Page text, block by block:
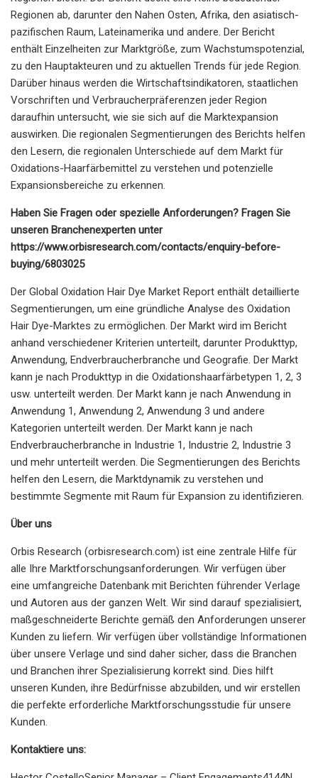
Regionen ab, darunter den Nahen Osten, Afrika, den asiatisch-
pazifischen Raum, Lateinamerika und andere. Der Bericht
enthält Einzelheiten zur Marktgröße, zum Wachstumspotenzial,
zu den Hauptakteuren und zu aktuellen Trends für jede Region.
Darüber hinaus werden die Wirtschaftsindikatoren, staatlichen
Vorschriften und Verbraucherpräferenzen jeder Region
daraufhin untersucht, wie sie sich auf die Marktexpansion
auswirken. Die regionalen Segmentierungen des Berichts helfen
den Lesern, die regionalen Unterschiede auf dem Markt für
Oxidations-Haarfärbemittel zu verstehen und potenzielle
Expansionsbereiche zu erkennen.
Haben Sie Fragen oder spezielle Anforderungen? Fragen Sie
unseren Branchenexperten unter
https://www.orbisresearch.com/contacts/enquiry-before-
buying/6803025
Der Global Oxidation Hair Dye Market Report enthält detaillierte
Segmentierungen, um eine gründliche Analyse des Oxidation
Hair Dye-Marktes zu ermöglichen. Der Markt wird im Bericht
anhand verschiedener Kriterien unterteilt, darunter Produkttyp,
Anwendung, Endverbraucherbranche und Geografie. Der Markt
kann je nach Produkttyp in die Oxidationshaarfärbetypen 1, 2, 3
usw. unterteilt werden. Der Markt kann je nach Anwendung in
Anwendung 1, Anwendung 2, Anwendung 3 und andere
Kategorien unterteilt werden. Der Markt kann je nach
Endverbraucherbranche in Industrie 1, Industrie 2, Industrie 3
und mehr unterteilt werden. Die Segmentierungen des Berichts
helfen den Lesern, die Marktdynamik zu verstehen und
bestimmte Segmente mit Raum für Expansion zu identifizieren.
Über uns
Orbis Research (orbisresearch.com) ist eine zentrale Hilfe für
alle Ihre Marktforschungsanforderungen. Wir verfügen über
eine umfangreiche Datenbank mit Berichten führender Verlage
und Autoren aus der ganzen Welt. Wir sind darauf spezialisiert,
maßgeschneiderte Berichte gemäß den Anforderungen unserer
Kunden zu liefern. Wir verfügen über vollständige Informationen
über unsere Verlage und sind daher sicher, dass die Branchen
und Branchen ihrer Spezialisierung korrekt sind. Dies hilft
unseren Kunden, ihre Bedürfnisse abzubilden, und wir erstellen
die perfekte erforderliche Marktforschungsstudie für unsere
Kunden.
Kontaktiere uns: